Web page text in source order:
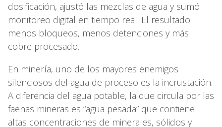
dosificación, ajustó las mezclas de agua y sumó
monitoreo digital en tiempo real. El resultado:
menos bloqueos, menos detenciones y más
cobre procesado.
En minería, uno de los mayores enemigos
silenciosos del agua de proceso es la incrustación.
A diferencia del agua potable, la que circula por las
faenas mineras es “agua pesada” que contiene
altas concentraciones de minerales, sólidos y